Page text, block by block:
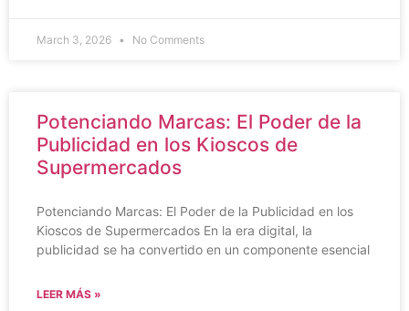
March 3, 2026 No Comments
Potenciando Marcas: El Poder de la
Publicidad en los Kioscos de
Supermercados
Potenciando Marcas: El Poder de la Publicidad en los
Kioscos de Supermercados En la era digital, la
publicidad se ha convertido en un componente esencial
LEER MÁS »